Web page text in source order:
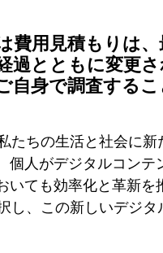
費用見積もりは
過とともに変更
自身で調査する
たちの生活と社会に新
個人がデジタルコンテ
いても効率化と革新を
し、この新しいデジタ